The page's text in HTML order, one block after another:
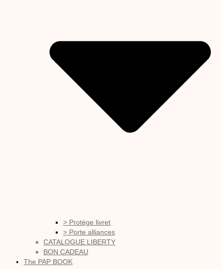
> Protège livret
> Porte alliances
CATALOGUE LIBERTY
BON CADEAU
The PAP BOOK